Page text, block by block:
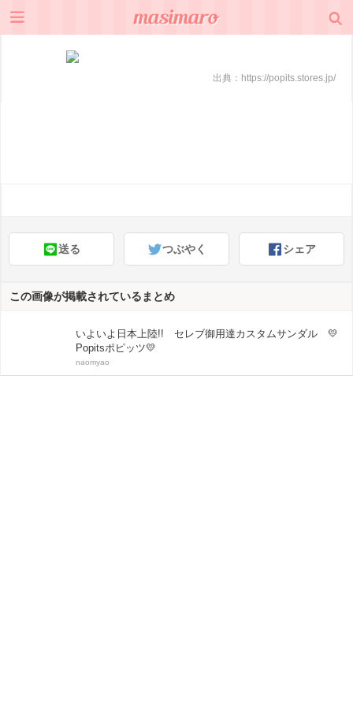
出典： https://popits.stores.jp/
送る つぶやく シェア
この画像が掲載されているまとめ
いよいよ日本上陸!! セレブ御用達カスタムサンダル 💛
Popitsポピッツ💛
naomyao